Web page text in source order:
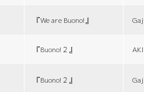
『We are Buono!』
『Buono!２』
『Buono!２』